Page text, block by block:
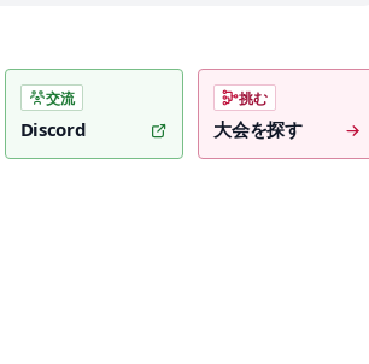
交流
Discord
挑む
大会を探す